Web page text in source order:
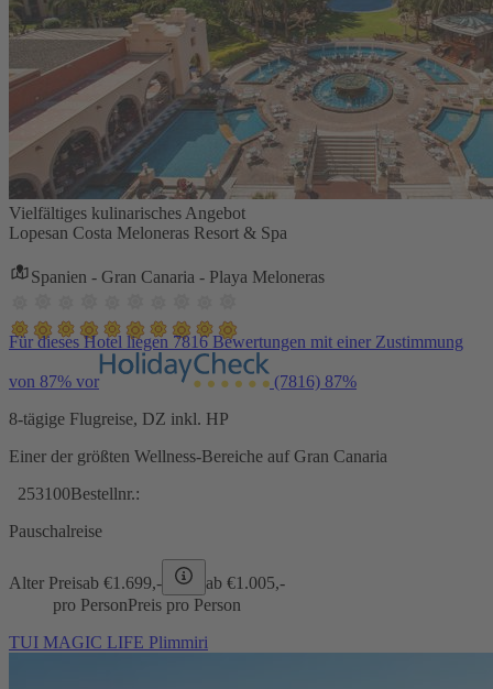
Vielfältiges kulinarisches Angebot
Lopesan Costa Meloneras Resort & Spa
Spanien - Gran Canaria - Playa Meloneras
Für dieses Hotel liegen 7816 Bewertungen mit einer Zustimmung
von 87% vor (7816) 87%
8-tägige Flugreise, DZ inkl. HP
Einer der größten Wellness-Bereiche auf Gran Canaria
253100Bestellnr.:
Pauschalreise
Alter Preisab €1.699,- ab €1.005,-
pro PersonPreis pro Person
TUI MAGIC LIFE Plimmiri